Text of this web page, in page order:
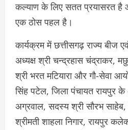
कल्याण के लिए सतत प्रयासरत है
एक ठोस पहल है।
कार्यक्रम में छत्तीसगढ़ राज्य बीज
अध्यक्ष श्री चन्द्रहास चंद्राकर,
श्री भरत मटियारा और गौ-सेवा
सिंह पटेल, जिला पंचायत रायपुर के
अग्रवाल, सदस्य श्री सौरभ
श्रीमती शाहला निगार, रायपुर